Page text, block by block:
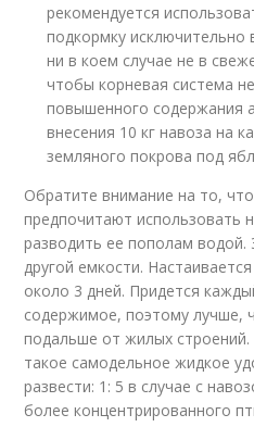
рекомендуется
подкормку
ни в коем случае не в
чтобы корневая система
повышенного содержания
внесения 10 кг навоза на
земляного покрова под
Обратите внимание на то,
предпочитают использовать
разводить ее пополам водой.
другой емкости.
около 3 дней. Придется
содержимое, поэтому лучше,
подальше от жилых
такое самодельное жидкое
развести: 1: 5 в случае с
более концентрированного